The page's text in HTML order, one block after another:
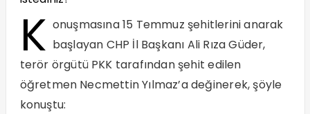
K onuşmasına 15 Temmuz şehitlerini anarak
başlayan CHP İl Başkanı Ali Rıza Güder,
terör örgütü PKK tarafından şehit edilen
öğretmen Necmettin Yılmaz’a değinerek, şöyle
konuştu: